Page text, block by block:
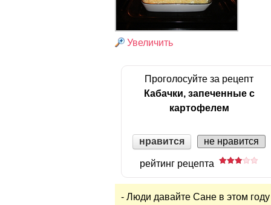
Увеличить
Проголосуйте за рецепт
Кабачки, запеченные с
картофелем
нравится не нравится
рейтинг рецепта
- Люди давайте Сане в этом